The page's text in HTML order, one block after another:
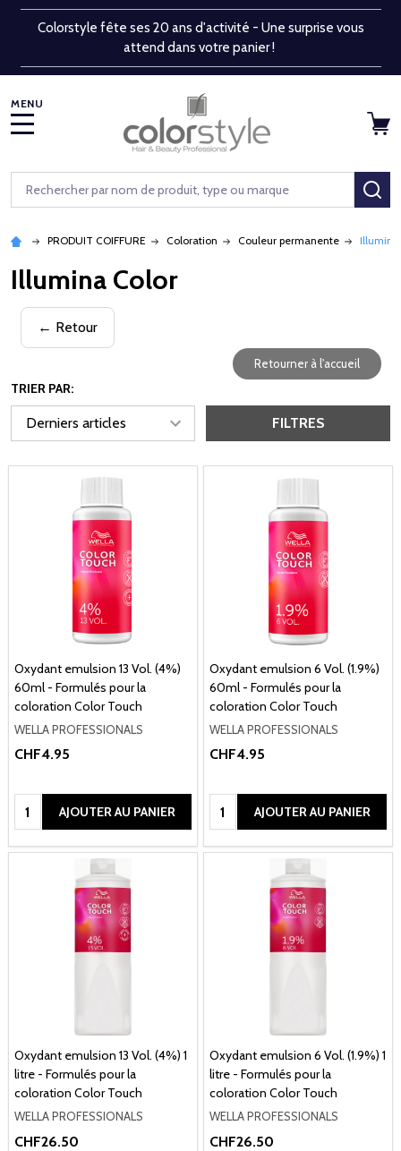
Colorstyle fête ses 20 ans d'activité - Une surprise vous
attend dans votre panier !
Rechercher
PRODUIT COIFFURE Coloration Couleur permanente Illumina
Illumina Color
← Retour
Retourner à l'accueil
TRIER PAR:
FILTRES
Oxydant emulsion 13 Vol. (4%)
60ml - Formulés pour la
coloration Color Touch
WELLA PROFESSIONALS
CHF4.95
Quantité:AJOUTER AU PANIER
Oxydant emulsion 6 Vol. (1.9%)
60ml - Formulés pour la
coloration Color Touch
WELLA PROFESSIONALS
CHF4.95
Quantité:AJOUTER AU PANIER
Oxydant emulsion 13 Vol. (4%) 1
litre - Formulés pour la
coloration Color Touch
WELLA PROFESSIONALS
CHF26.50
Oxydant emulsion 6 Vol. (1.9%) 1
litre - Formulés pour la
coloration Color Touch
WELLA PROFESSIONALS
CHF26.50